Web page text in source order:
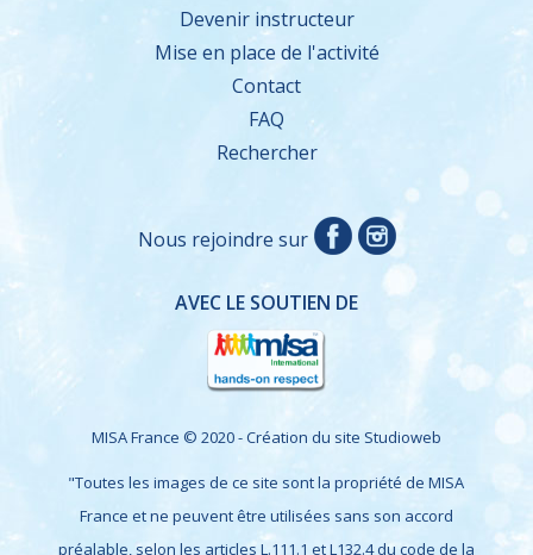
Devenir instructeur
Mise en place de l'activité
Contact
FAQ
Rechercher
Nous rejoindre sur
AVEC LE SOUTIEN DE
MISA France © 2020 - Création du site Studioweb
"Toutes les images de ce site sont la propriété de MISA
France et ne peuvent être utilisées sans son accord
préalable, selon les articles L.111.1 et L132.4 du code de la